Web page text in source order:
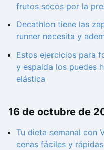
frutos secos por la
Decathlon tiene las
runner necesita y
Estos ejercicios para
y espalda los puedes
elástica
16 de octubre de
Tu dieta semanal con
cenas fáciles y